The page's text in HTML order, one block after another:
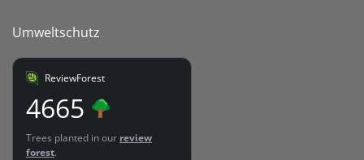
Umweltschutz
ReviewForest
4665
Trees planted in our review
forest.